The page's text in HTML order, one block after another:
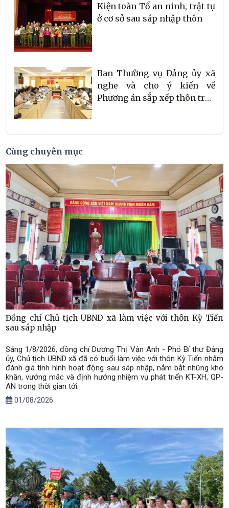
Kiện toàn Tổ an ninh, trật tự
ở cơ sở sau sáp nhập thôn
Ban Thường vụ Đảng ủy xã
nghe và cho ý kiến về
Phương án sắp xếp thôn trên
Cùng chuyên mục
Đồng chí Chủ tịch UBND xã làm việc với thôn Kỳ Tiến
sau sáp nhập
Sáng 1/8/2026, đồng chí Dương Thị Vân Anh - Phó Bí thư Đảng
ủy, Chủ tịch UBND xã đã có buổi làm việc với thôn Kỳ Tiến nhằm
đánh giá tình hình hoạt động sau sáp nhập, nắm bắt những khó
khăn, vướng mắc và định hướng nhiệm vụ phát triển KT-XH, QP-
AN trong thời gian tới.
01/08/2026